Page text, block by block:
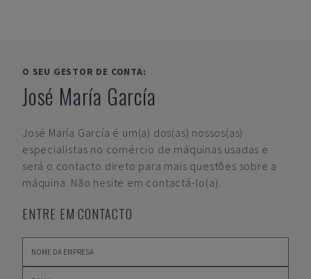
O SEU GESTOR DE CONTA:
José María García
José María García é um(a) dos(as) nossos(as)
especialistas no comércio de máquinas usadas e
será o contacto direto para mais questões sobre a
máquina. Não hesite em contactá-lo(a).
ENTRE EM CONTACTO